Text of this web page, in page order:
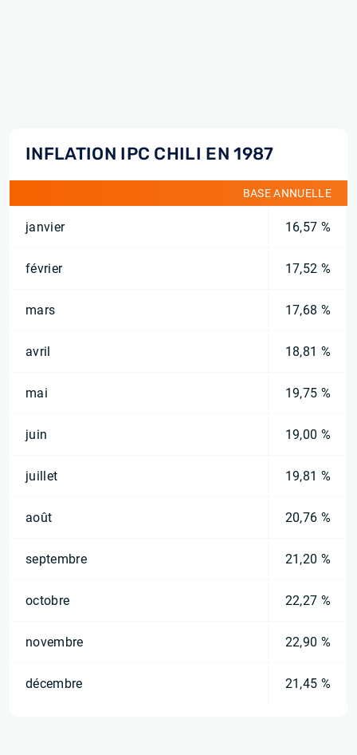
INFLATION IPC CHILI EN 1987
BASE ANNUELLE
janvier 16,57 %
février 17,52 %
mars 17,68 %
avril 18,81 %
mai 19,75 %
juin 19,00 %
juillet 19,81 %
août 20,76 %
septembre 21,20 %
octobre 22,27 %
novembre 22,90 %
décembre 21,45 %